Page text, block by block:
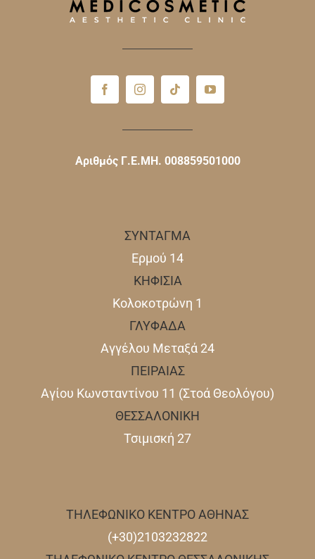
Αριθμός Γ.Ε.ΜΗ. 008859501000
ΣΥΝΤΑΓΜΑ
Ερμού 14
ΚΗΦΙΣΙΑ
Κολοκοτρώνη 1
ΓΛΥΦΑΔΑ
Αγγέλου Μεταξά 24
ΠΕΙΡΑΙΑΣ
Αγίου Κωνσταντίνου 11 (Στοά Θεολόγου)
ΘΕΣΣΑΛΟΝΙΚΗ
Τσιμισκή 27
ΤΗΛΕΦΩΝΙΚΟ ΚΕΝΤΡΟ ΑΘΗΝΑΣ
(+30)2103232822